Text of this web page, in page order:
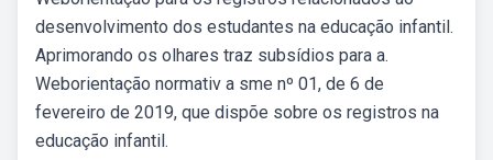
desenvolvimento dos estudantes na educação infantil.
Aprimorando os olhares traz subsídios para a.
Weborientação normativ a sme nº 01, de 6 de
fevereiro de 2019, que dispõe sobre os registros na
educação infantil.